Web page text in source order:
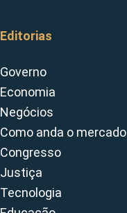
Editorias
Governo
Economia
Negócios
Como anda o mercado
Congresso
Justiça
Tecnologia